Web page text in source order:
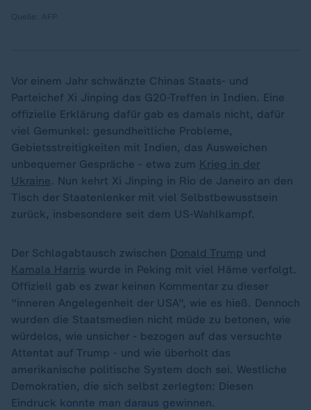
Vor einem Jahr schwänzte Chinas Staats- und
Parteichef Xi Jinping das G20-Treffen in Indien. Eine
offizielle Erklärung dafür gab es damals nicht, dafür
viel Gemunkel: gesundheitliche Probleme,
Gebietsstreitigkeiten mit Indien, das Ausweichen
unbequemer Gespräche - etwa zum Krieg in der
Ukraine. Nun kehrt Xi Jinping in Rio de Janeiro an den
Tisch der Staatenlenker mit viel Selbstbewusstsein
zurück, insbesondere seit dem US-Wahlkampf.
Der Schlagabtausch zwischen Donald Trump und
Kamala Harris wurde in Peking mit viel Häme verfolgt.
Offiziell gab es zwar keinen Kommentar zu dieser
"inneren Angelegenheit der USA", wie es hieß. Dennoch
wurden die Staatsmedien nicht müde zu betonen, wie
würdelos, wie unsicher - bezogen auf das versuchte
Attentat auf Trump - und wie überholt das
amerikanische politische System doch sei. Westliche
Demokratien, die sich selbst zerlegten: Diesen
Eindruck konnte man daraus gewinnen.